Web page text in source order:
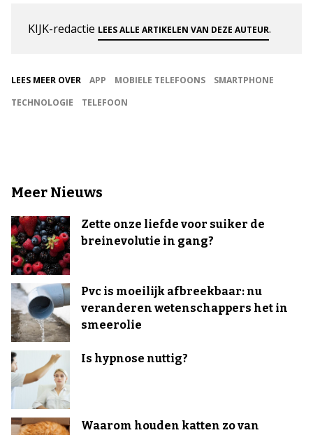
KIJK-redactie LEES ALLE ARTIKELEN VAN DEZE AUTEUR.
LEES MEER OVER APP MOBIELE TELEFOONS
SMARTPHONE
TECHNOLOGIE
TELEFOON
Meer Nieuws
Zette onze liefde voor suiker de
breinevolutie in gang?
Pvc is moeilijk afbreekbaar: nu
veranderen wetenschappers het in
smeerolie
Is hypnose nuttig?
Waarom houden katten zo van